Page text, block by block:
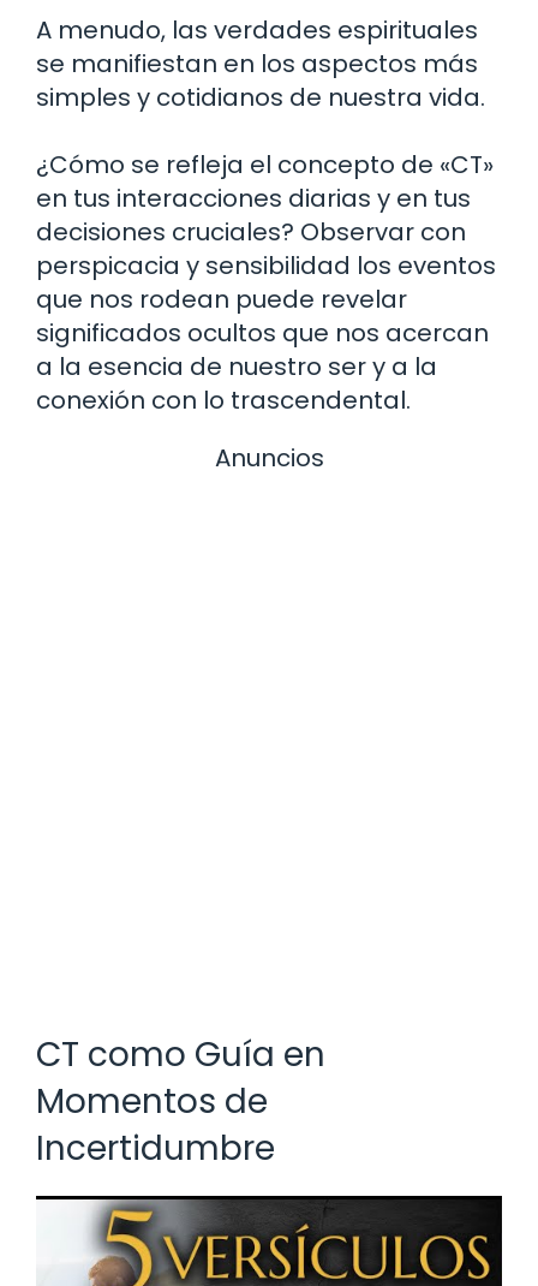
A menudo, las verdades espirituales
se manifiestan en los aspectos más
simples y cotidianos de nuestra vida.
¿Cómo se refleja el concepto de «CT»
en tus interacciones diarias y en tus
decisiones cruciales? Observar con
perspicacia y sensibilidad los eventos
que nos rodean puede revelar
significados ocultos que nos acercan
a la esencia de nuestro ser y a la
conexión con lo trascendental.
Anuncios
CT como Guía en
Momentos de
Incertidumbre